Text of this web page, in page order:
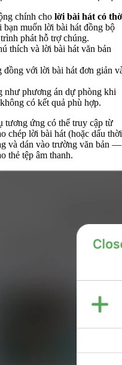
chính cho lời bài hát có
bạn muốn lời bài hát đồng bộ
phát hỗ trợ chúng.
thích và lời bài hát văn bản
với lời bài hát đơn giản
phương án dự phòng khi
có kết quả phù hợp.
tương ứng có thể truy cập từ
chép lời bài hát (hoặc dấu thời
và dán vào trường văn bản —
thẻ tệp âm thanh.